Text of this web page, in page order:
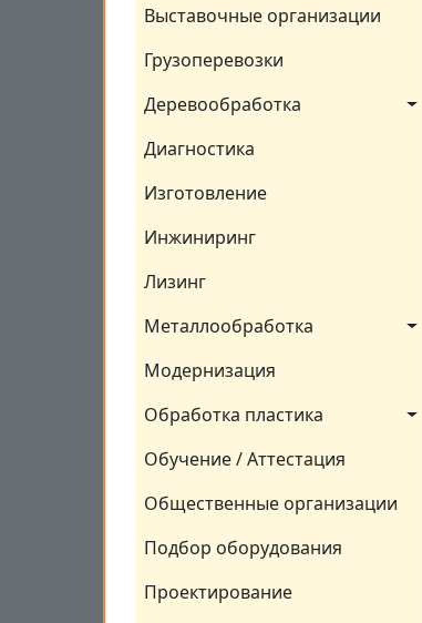
Выставочные организации
Грузоперевозки
Деревообработка
Диагностика
Изготовление
Инжиниринг
Лизинг
Металлообработка
Модернизация
Обработка пластика
Обучение / Аттестация
Общественные организации
Подбор оборудования
Проектирование